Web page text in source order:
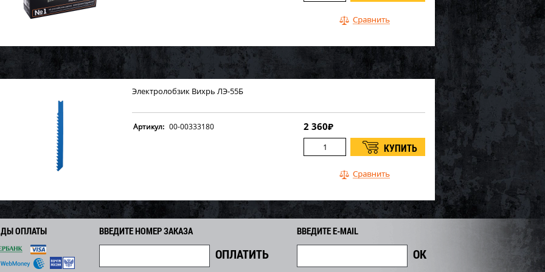
Электролобзик Вихрь ЛЭ-55Б
Артикул: 00-00333180 2 360₽
ОПЛАТЫ ВВЕДИТЕ НОМЕР ЗАКАЗА ВВЕДИТЕ E-MAIL